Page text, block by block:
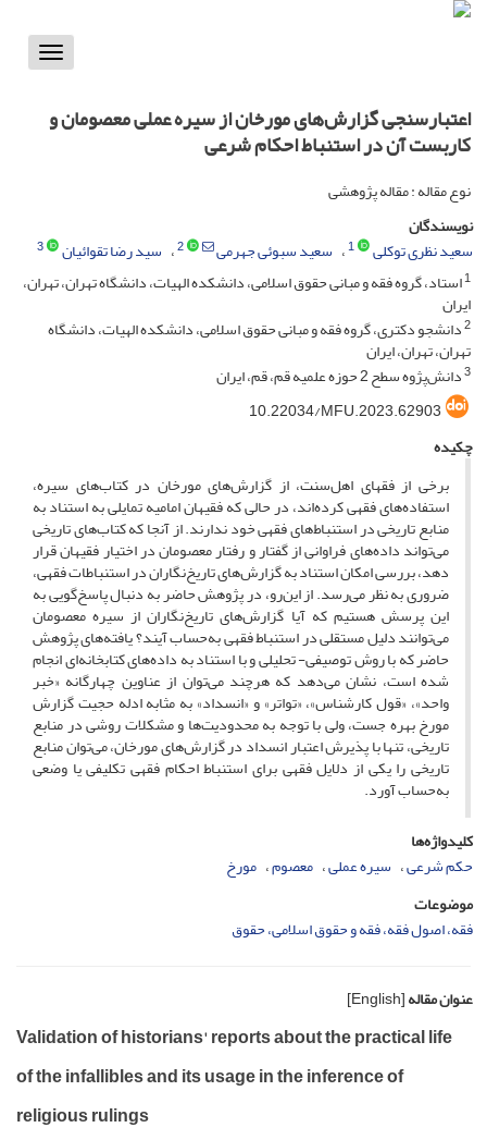
Toggle
اعتبارسنجی گزارش‌های مورخان از سیره عملی معصومان و
کاربست آن در استنباط احکام شرعی
نوع مقاله : مقاله پژوهشی
نویسندگان
سعید نظری توکلی
1 سعید سبوئی جهرمی 2 سید رضا تقوائیان
3
1استاد، گروه فقه و مبانی حقوق اسلامی، دانشکده الهیات، دانشگاه تهران، تهران،
ایران
2دانشجو دکتری، گروه فقه و مبانی حقوق اسلامی، دانشکده الهیات، دانشگاه
تهران، تهران، ایران
3دانش‌پژوه سطح 2 حوزه علمیه قم، قم، ایران
10.22034/MFU.2023.62903
چکیده
برخی از فقهای اهل‌سنت، از گزارش‌های مورخان در کتاب‌های سیره،
استفاده‌های فقهی کرده‌اند، در حالی که فقیهان امامیه تمایلی به استناد به
منابع تاریخی در استنباط‌های فقهی خود ندارند. از آنجا که کتاب‌های تاریخی
می‌تواند داده‌های فراوانی از گفتار و رفتار معصومان در اختیار فقیهان قرار
دهد، بررسی امکان استناد به گزارش‌های تاریخ‌نگاران در استنباطات فقهی،
ضروری به نظر می‌رسد. از این‌رو، در پژوهش حاضر به دنبال پاسخ‌گویی به
این پرسش هستیم که آیا گزارش‌های تاریخ‌نگاران از سیره معصومان
می‌توانند دلیل مستقلی در استنباط فقهی به‌حساب آیند؟ یافته‌های پژوهش
حاضر که با روش توصیفی- تحلیلی و با استناد به داده‌های کتابخانه‌ای انجام
شده است، نشان می‌دهد که هرچند می‌توان از عناوین چهارگانه «خبر
واحد»، «قول کارشناس»، «تواتر» و «انسداد» به مثابه ادله حجیت گزارش
مورخ بهره جست، ولی با توجه به محدودیت‌ها و مشکلات روشی در منابع
تاریخی، تنها با پذیرش اعتبار انسداد در گزارش‌های مورخان، می‌توان منابع
تاریخی را یکی از دلایل فقهی برای استنباط احکام فقهی تکلیفی یا وضعی
به‌حساب آورد.
کلیدواژه‌ها
حکم شرعی سیره عملی معصوم مورخ
موضوعات
فقه، اصول فقه، فقه و حقوق اسلامی، حقوق
عنوان مقاله[English]
Validation of historians' reports about the practical life
of the infallibles and its usage in the inference of
religious rulings